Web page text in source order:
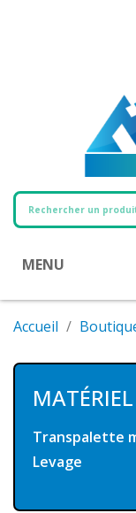
MENU
Accueil
Transpalette
Levage